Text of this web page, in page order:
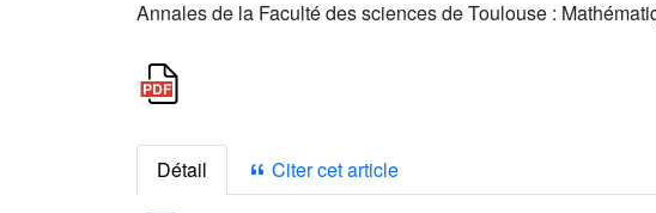
Annales de la Faculté des sciences de Toulouse :
Détail Citer cet article